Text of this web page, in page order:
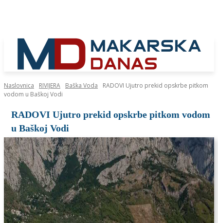
Naslovnica RIVIJERA Baška Voda
RADOVI Ujutro prekid opskrbe pitkom
vodom u Baškoj Vodi
RADOVI Ujutro prekid opskrbe pitkom vodom
u Baškoj Vodi